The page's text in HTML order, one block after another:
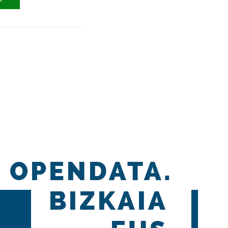
OPENDATA.
BIZKAIA